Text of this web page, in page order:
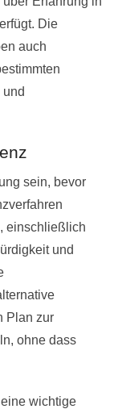
Die
auch
und
sein, bevor
einschließlich
und
Plan zur
ohne dass
wichtige